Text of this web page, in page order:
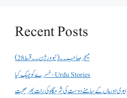
Recent Posts
میجر صاحب۔۔( نیو ورژن ۔۔قسط 28)
خسرے کو چیک کیا – Urdu Stories
بیوی اور ماں کے سامنے دوست کی شرمگاہ کی رات بھر صحبت